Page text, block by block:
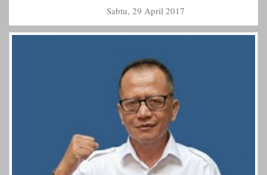
Sabtu, 29 April 2017